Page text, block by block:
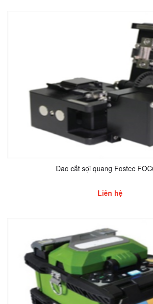
Dao cắt sợi quang Fostec
Liên hệ